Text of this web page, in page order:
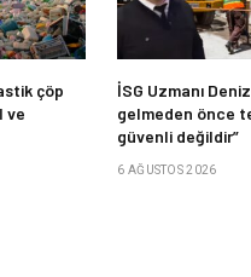
çöp
ve
İSG Uzmanı
gelmeden önce
güvenli değildir”
6 AĞUSTOS 2026